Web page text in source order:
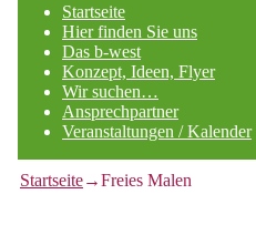
Startseite
Hier finden Sie uns
Das b-west
Konzept, Ideen, Flyer
Wir suchen…
Ansprechpartner
Veranstaltungen / Kalender
Startseite→Freies Malen